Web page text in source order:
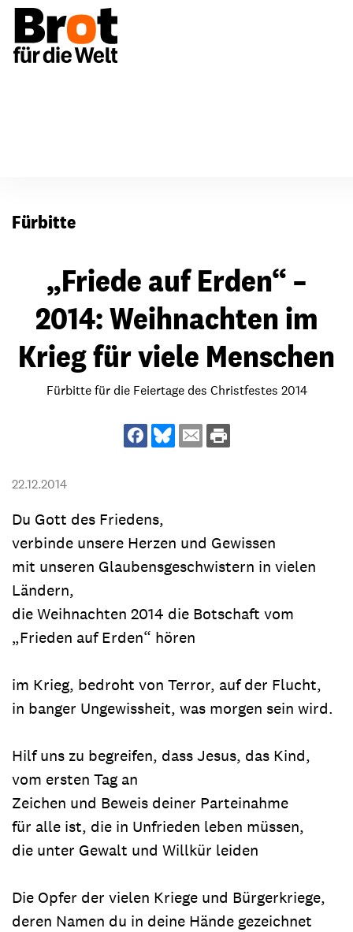
Fürbitte
„Friede auf Erden“ –
2014: Weihnachten im
Krieg für viele Menschen
Fürbitte für die Feiertage des Christfestes 2014
22.12.2014
Du Gott des Friedens,
verbinde unsere Herzen und Gewissen
mit unseren Glaubensgeschwistern in vielen
Ländern,
die Weihnachten 2014 die Botschaft vom
„Frieden auf Erden“ hören
im Krieg, bedroht von Terror, auf der Flucht,
in banger Ungewissheit, was morgen sein wird.
Hilf uns zu begreifen, dass Jesus, das Kind,
vom ersten Tag an
Zeichen und Beweis deiner Parteinahme
für alle ist, die in Unfrieden leben müssen,
die unter Gewalt und Willkür leiden
Die Opfer der vielen Kriege und Bürgerkriege,
deren Namen du in deine Hände gezeichnet